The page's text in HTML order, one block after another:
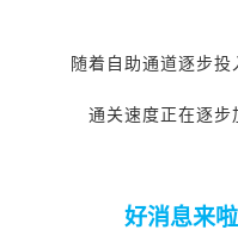
随着自助通道逐步投
通关速度正在逐步
好消息来啦